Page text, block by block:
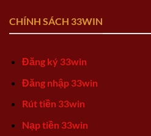
CHÍNH SÁCH 33WIN
Đăng ký 33win
Đăng nhập 33win
Rút tiền 33win
Nạp tiền 33win